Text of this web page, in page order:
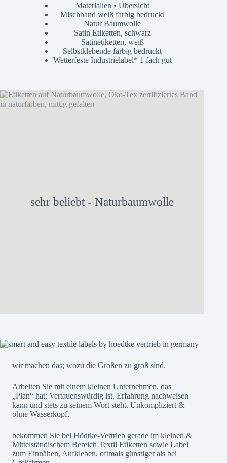
Materialien • Übersicht
Mischband weiß farbig bedruckt
Natur Baumwolle
Satin Etiketten, schwarz
Satinetiketten, weiß
Selbstklebende farbig bedruckt
Wetterfeste Industrielabel* 1 fach gut
sehr beliebt - Naturbaumwolle
wir machen das; wozu die Großen zu groß sind.
Arbeiten Sie mit einem kleinen Unternehmen, das
„Plan“ hat; Vertauenswürdig ist. Erfahrung nachweisen
kann und stets zu seinem Wort steht. Unkompliziert &
ohne Wasserkopf.
bekommen Sie bei Hödtke-Vertrieb gerade im kleinen &
Mittelständischem Bereich Textil Etiketten sowie Label
zum Einnähen, Aufkleben, oftmals günstiger als bei